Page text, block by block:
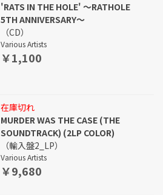
'RATS IN THE HOLE' ～RATHOLE
5TH ANNIVERSARY～
（CD）
Various Artists
￥1,100
在庫切れ
MURDER WAS THE CASE (THE
SOUNDTRACK) (2LP COLOR)
（輸入盤2_LP）
Various Artists
￥9,680